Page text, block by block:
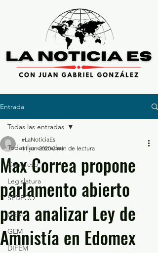
Entrada
Todas las entradas
Congreso
Legislatura
SEDECO
GEM
GEM
DIFEM
Todas las entradas
Max Correa propone
parlamento abierto
para analizar Ley de
Amnistía en Edomex
#LaNoticiaEs
11 jun 2020 2 min de lectura